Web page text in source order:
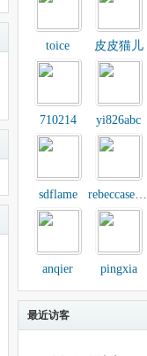
toice 皮皮猫儿
710214 yi826abc
sdflame rebeccasecret
anqier pingxia
最近访客